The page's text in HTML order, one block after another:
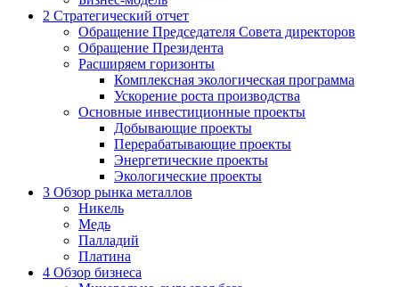
2 Стратегический отчет
Обращение Председателя Совета директоров
Обращение Президента
Расширяем горизонты
Комплексная экологическая программа
Ускорение роста производства
Основные инвестиционные проекты
Добывающие проекты
Перерабатывающие проекты
Энергетические проекты
Экологические проекты
3 Обзор рынка металлов
Никель
Медь
Палладий
Платина
4 Обзор бизнеса